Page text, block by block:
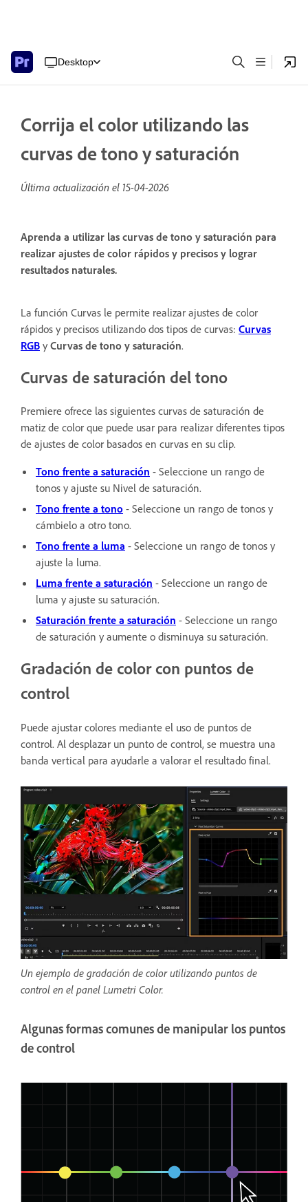
Desktop
Corrija el color utilizando las
curvas de tono y saturación
Última actualización el 15-04-2026
Aprenda a utilizar las curvas de tono y saturación para
realizar ajustes de color rápidos y precisos y lograr
resultados naturales.
La función Curvas le permite realizar ajustes de color
rápidos y precisos utilizando dos tipos de curvas: Curvas
RGB y Curvas de tono y saturación.
Curvas de saturación del tono
Premiere ofrece las siguientes curvas de saturación de
matiz de color que puede usar para realizar diferentes tipos
de ajustes de color basados en curvas en su clip.
Tono frente a saturación - Seleccione un rango de
tonos y ajuste su Nivel de saturación.
Tono frente a tono - Seleccione un rango de tonos y
cámbielo a otro tono.
Tono frente a luma - Seleccione un rango de tonos y
ajuste la luma.
Luma frente a saturación - Seleccione un rango de
luma y ajuste su saturación.
Saturación frente a saturación - Seleccione un rango
de saturación y aumente o disminuya su saturación.
Gradación de color con puntos de
control
Puede ajustar colores mediante el uso de puntos de
control. Al desplazar un punto de control, se muestra una
banda vertical para ayudarle a valorar el resultado final.
Un ejemplo de gradación de color utilizando puntos de
control en el panel Lumetri Color.
Algunas formas comunes de manipular los puntos
de control